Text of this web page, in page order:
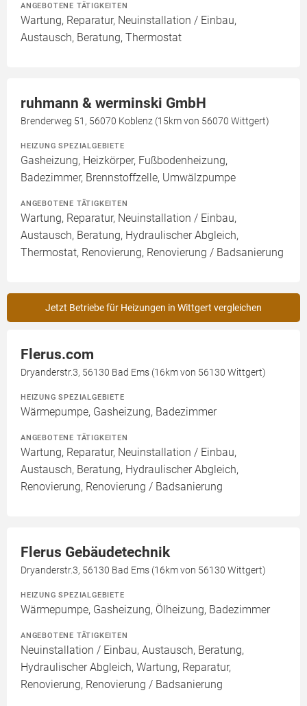
ANGEBOTENE TÄTIGKEITEN
Wartung, Reparatur, Neuinstallation / Einbau,
Austausch, Beratung, Thermostat
ruhmann & werminski GmbH
Brenderweg 51, 56070 Koblenz (15km von 56070 Wittgert)
HEIZUNG SPEZIALGEBIETE
Gasheizung, Heizkörper, Fußbodenheizung,
Badezimmer, Brennstoffzelle, Umwälzpumpe
ANGEBOTENE TÄTIGKEITEN
Wartung, Reparatur, Neuinstallation / Einbau,
Austausch, Beratung, Hydraulischer Abgleich,
Thermostat, Renovierung, Renovierung / Badsanierung
Jetzt Betriebe für Heizungen in Wittgert vergleichen
Flerus.com
Dryanderstr.3, 56130 Bad Ems (16km von 56130 Wittgert)
HEIZUNG SPEZIALGEBIETE
Wärmepumpe, Gasheizung, Badezimmer
ANGEBOTENE TÄTIGKEITEN
Wartung, Reparatur, Neuinstallation / Einbau,
Austausch, Beratung, Hydraulischer Abgleich,
Renovierung, Renovierung / Badsanierung
Flerus Gebäudetechnik
Dryanderstr.3, 56130 Bad Ems (16km von 56130 Wittgert)
HEIZUNG SPEZIALGEBIETE
Wärmepumpe, Gasheizung, Ölheizung, Badezimmer
ANGEBOTENE TÄTIGKEITEN
Neuinstallation / Einbau, Austausch, Beratung,
Hydraulischer Abgleich, Wartung, Reparatur,
Renovierung, Renovierung / Badsanierung